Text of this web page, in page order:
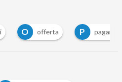
O offerta pagamento